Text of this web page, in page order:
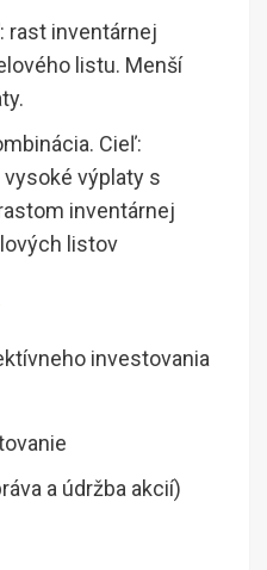
rast inventárnej
listu. Menší
Cieľ:
výplaty s
inventárnej
listov
investovania
a údržba akcií)